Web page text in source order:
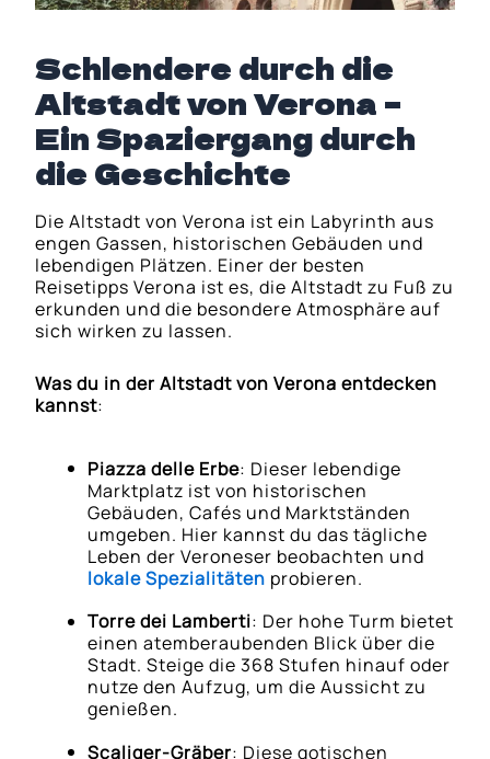
Schlendere durch die
Altstadt von Verona –
Ein Spaziergang durch
die Geschichte
Die Altstadt von Verona ist ein Labyrinth aus
engen Gassen, historischen Gebäuden und
lebendigen Plätzen. Einer der besten
Reisetipps Verona ist es, die Altstadt zu Fuß zu
erkunden und die besondere Atmosphäre auf
sich wirken zu lassen.
Was du in der Altstadt von Verona entdecken
kannst:
Piazza delle Erbe: Dieser lebendige
Marktplatz ist von historischen
Gebäuden, Cafés und Marktständen
umgeben. Hier kannst du das tägliche
Leben der Veroneser beobachten und
lokale Spezialitäten probieren.
Torre dei Lamberti: Der hohe Turm bietet
einen atemberaubenden Blick über die
Stadt. Steige die 368 Stufen hinauf oder
nutze den Aufzug, um die Aussicht zu
genießen.
Scaliger-Gräber: Diese gotischen